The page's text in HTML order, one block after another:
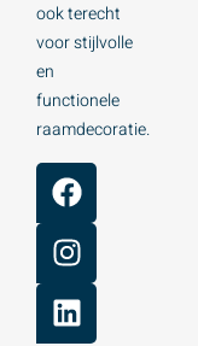
ook terecht
voor stijlvolle
en
functionele
raamdecoratie.